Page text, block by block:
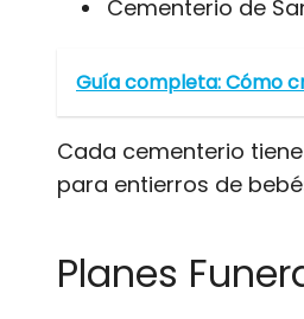
Cementerio de
Guía completa: Cómo
Cada cementerio
para entierros de
Planes